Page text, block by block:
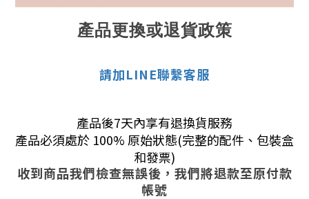
產品更換或退貨政策
請加LINE聯繫客服
產品後7天內享有退換貨服務
產品必須處於 100% 原始狀態(完整的配件、包裝盒
和發票)
收到商品我們檢查無誤後，我們將退款至原付款
帳號